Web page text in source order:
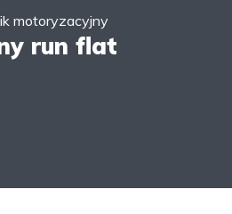
motoryzacyjny
run flat